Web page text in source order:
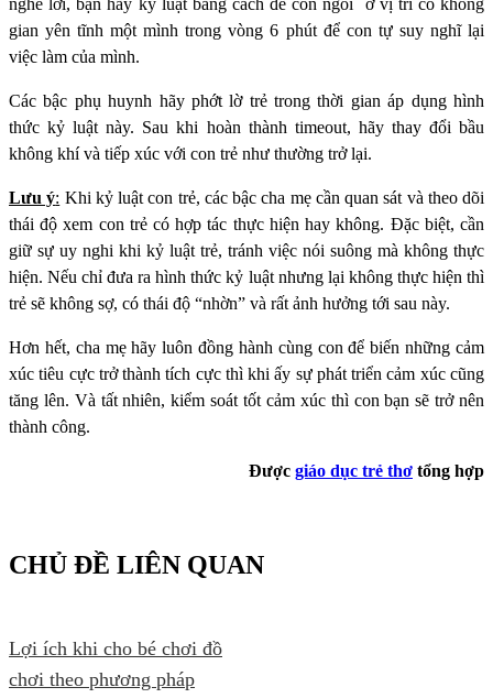
nghe lời, bạn hãy kỷ luật bằng cách để con ngồi ở vị trí có không
gian yên tĩnh một mình trong vòng 6 phút để con tự suy nghĩ lại
việc làm của mình.
Các bậc phụ huynh hãy phớt lờ trẻ trong thời gian áp dụng hình
thức kỷ luật này. Sau khi hoàn thành timeout, hãy thay đổi bầu
không khí và tiếp xúc với con trẻ như thường trở lại.
Lưu ý: Khi kỷ luật con trẻ, các bậc cha mẹ cần quan sát và theo dõi
thái độ xem con trẻ có hợp tác thực hiện hay không. Đặc biệt, cần
giữ sự uy nghi khi kỷ luật trẻ, tránh việc nói suông mà không thực
hiện. Nếu chỉ đưa ra hình thức kỷ luật nhưng lại không thực hiện thì
trẻ sẽ không sợ, có thái độ “nhờn” và rất ảnh hưởng tới sau này.
Hơn hết, cha mẹ hãy luôn đồng hành cùng con để biến những cảm
xúc tiêu cực trở thành tích cực thì khi ấy sự phát triển cảm xúc cũng
tăng lên. Và tất nhiên, kiểm soát tốt cảm xúc thì con bạn sẽ trở nên
thành công.
Được giáo dục trẻ thơ tổng hợp
CHỦ ĐỀ LIÊN QUAN
Lợi ích khi cho bé chơi đồ
chơi theo phương pháp